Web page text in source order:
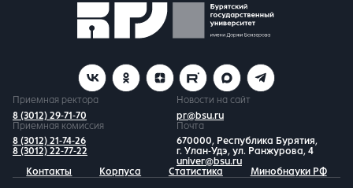
Приемная ректора
8 (3012) 29-71-70
Новости на сайт
pr@bsu.ru
Приемная комиссия
8 (3012) 21-74-26
8 (3012) 22-77-22
Почта
670000, Республика Бурятия,
г. Улан-Удэ, ул. Ранжурова, 4
univer@bsu.ru
Контакты
Корпуса Статистика Минобнауки РФ